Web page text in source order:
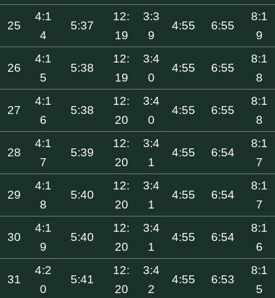
25
4:1
4
5:37
12:
19
3:3
9
4:55 6:55
8:1
9
26
4:1
5
5:38
12:
19
3:4
0
4:55 6:55
8:1
8
27
4:1
6
5:38
12:
20
3:4
0
4:55 6:55
8:1
8
28
4:1
7
5:39
12:
20
3:4
1
4:55 6:54
8:1
7
29
4:1
8
5:40
12:
20
3:4
1
4:55 6:54
8:1
7
30
4:1
9
5:40
12:
20
3:4
1
4:55 6:54
8:1
6
31
4:2
0
5:41
12:
20
3:4
2
4:55 6:53
8:1
5